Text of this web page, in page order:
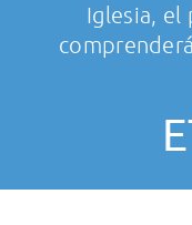
Iglesia, el